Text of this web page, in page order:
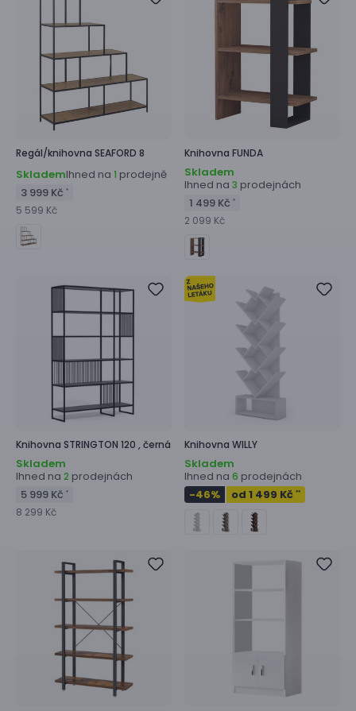
Regál/knihovna SEAFORD 8
SklademIhned na 1 prodejně
3 999 Kč *
5 599 Kč
Knihovna FUNDA
Skladem
Ihned na 3 prodejnách
1 499 Kč *
2 099 Kč
Knihovna STRINGTON 120 , černá
Skladem
Ihned na 2 prodejnách
5 999 Kč *
8 299 Kč
Knihovna WILLY
Skladem
Ihned na 6 prodejnách
-46% od 1 499 Kč **